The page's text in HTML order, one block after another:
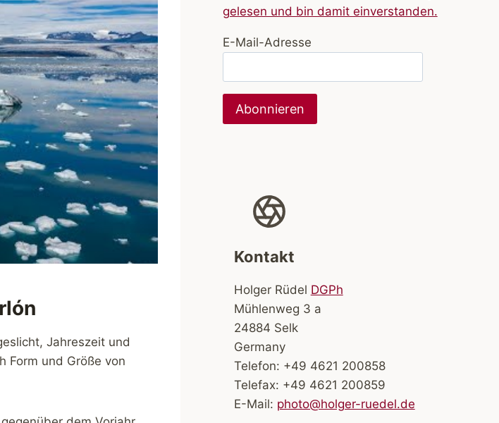
Jahreszeit und
Form und Größe von
gelesen und bin damit einverstanden.
E-Mail-Adresse
Kontakt
Holger Rüdel DGPh
Mühlenweg 3 a
24884 Selk
Germany
Telefon: +49 4621 200858
Telefax: +49 4621 200859
E-Mail: photo@holger-ruedel.de